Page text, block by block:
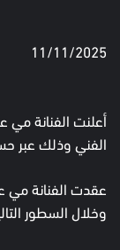
11/11/2025
أعلنت الفنانة
الفني وذلك عبر
عقدت الفنانة مي
وخلال السطور